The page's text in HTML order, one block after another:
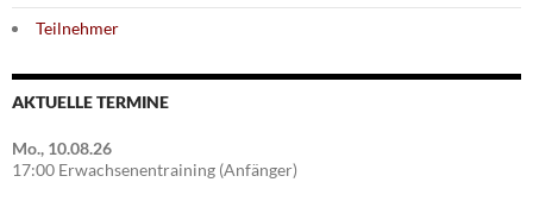
Teilnehmer
AKTUELLE TERMINE
Mo., 10.08.26
17:00 Erwachsenentraining (Anfänger)